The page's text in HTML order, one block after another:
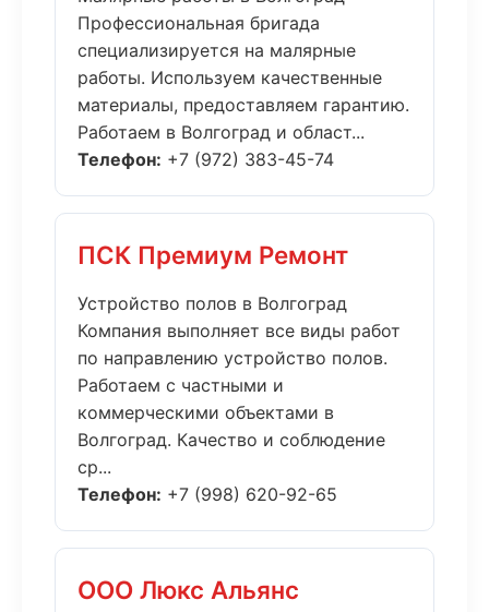
Профессиональная бригада
специализируется на малярные
работы. Используем качественные
материалы, предоставляем гарантию.
Работаем в Волгоград и област...
Телефон: +7 (972) 383-45-74
ПСК Премиум Ремонт
Устройство полов в Волгоград
Компания выполняет все виды работ
по направлению устройство полов.
Работаем с частными и
коммерческими объектами в
Волгоград. Качество и соблюдение
ср...
Телефон: +7 (998) 620-92-65
ООО Люкс Альянс